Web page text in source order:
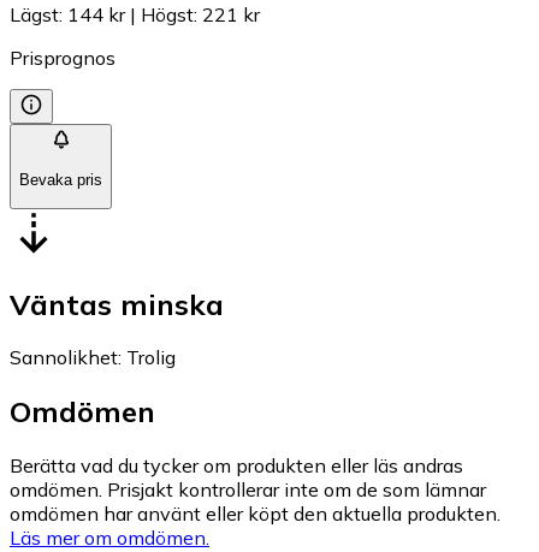
Lägst: 144 kr| Högst: 221 kr
Prisprognos
Bevaka pris
Väntas minska
Sannolikhet: Trolig
Omdömen
Berätta vad du tycker om produkten eller läs andras
omdömen. Prisjakt kontrollerar inte om de som lämnar
omdömen har använt eller köpt den aktuella produkten.
Läs mer om omdömen.